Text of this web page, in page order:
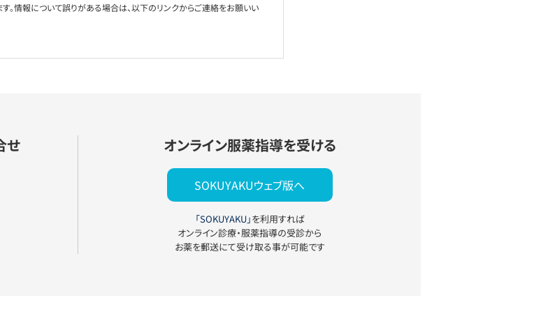
。情報について誤りがある場合は、以下のリンクからご連絡をお願いい
せ オンライン服薬指導を受ける
SOKUYAKUウェブ版へ
「SOKUYAKU」を利用すれば
オンライン診療・服薬指導の受診から
お薬を郵送にて受け取る事が可能です